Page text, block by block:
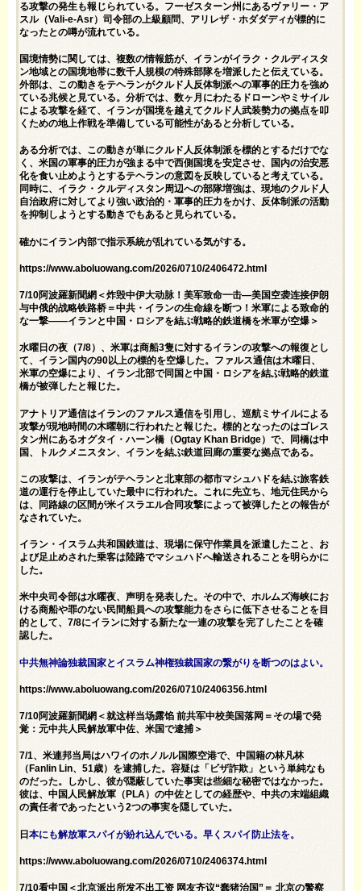
る攻撃の発生も報じられている。フーゼスターン州にあるヴァリー・ア
スル（Vali-e-Asr）司令部の上級顧問、アリレザ・ホダダディが標的に
なったとの噂が流れている。
国境情勢に関しては、複数の情報筋が、イランがイラク・クルディスタ
ン地域との国境地帯に数千人規模の特殊部隊を増派したと伝えている。
外部は、この動きをテヘランがクルド人反体制派への軍事的圧力を強め
ている兆候と見ている。分析では、数ヶ月にわたるドローンやミサイル
による攻撃を経て、イランが国境を越えてクルド人武装勢力の拠点を叩
くための地上作戦を準備している可能性があると分析している。
ある分析では、この動きが単にクルド人反体制派を標的とするだけでな
く、米国の軍事的圧力が強まる中で西側国境を安定させ、国内の治安悪
化を食い止めようとするテヘランの意図を反映していると考えている。
同時に、イラク・クルディスタン周辺への部隊増強は、現地のクルド人
自治政府に対してより強い政治的・軍事的圧力をかけ、反体制派の活動
を抑制しようとする動きでもあると見られている。
確かにイラン内部で指示系統が乱れている気がする。
https://www.aboluowang.com/2026/0710/2406472.html
7/10阿波羅新聞網＜炸毁中伊大动脉！美军致命一击—美国空袭连接伊朗
与中俄的战略铁路桥＝中共・イランの生命線を断つ！米軍による致命的
な一撃――イランと中国・ロシアを結ぶ戦略的鉄道橋を米軍が空爆＞
水曜日の夜（7/8）、米軍は商船3隻に対するイランの攻撃への報復とし
て、イラン国内の90以上の標的を空爆した。ファルス通信は木曜日、
米軍の空爆により、イラン北部で同国と中国・ロシアを結ぶ戦略的鉄道
橋が被弾したと報じた。
アナトリア通信はイランのファルス通信を引用し、巡航ミサイルによる
攻撃が現地時間の木曜朝に行われたと報じた。標的となったのはゴレス
タン州にあるオグタイ・ハーン橋（Ogtay Khan Bridge）で、同橋は中
国、トルクメニスタン、イランを結ぶ鉄道回廊の重要な拠点である。
この攻撃は、イランがテヘランと北東部の都市マシュハドを結ぶ旅客鉄
道の運行を停止していた最中に行われた。これに先立ち、地元住民から
は、同路線の区間が米イスラエル合同攻撃によって被弾したとの報告が
なされていた。
イラン・イスラム共和国鉄道は、現場に保守作業員を派遣したこと、お
よび足止めされた乗客は陸路でマシュハドへ輸送されることを明らかに
した。
米中央司令部は水曜夜、声明を発表した。その中で、ホルムズ海峡にお
ける商船や罪のない民間船員への攻撃能力をさらに低下させることを目
的として、7/8にイランに対する新たな一連の攻撃を完了したことを確
認した。
中共無神論独裁国家とイスラム神権独裁国家の繋がりを断つのはよい。
https://www.aboluowang.com/2026/0710/2406356.html
7/10阿波羅新聞網＜就这样当场露馅 前共军中校美国落网＝その場で発
覚：元中共人民解放軍中佐、米国で逮捕＞
7​​/1、米連​​邦当局はハワイのホノルル国際空港で、中国籍の林凡林
（Fanlin Lin、51歳）を逮捕した。容疑は「ビザ詐欺」という単純なも
のだった。しかし、彼が隠蔽していた事実は些細な秘密ではなかった。
彼は、中国人民解放軍（PLA）の中佐としての経歴や、中共の末端組織
の責任者であったという2つの事実を隠していた。
日本にも解放軍スパイが紛れ込んでいる。早くスパイ防止法を。
https://www.aboluowang.com/2026/0710/2406374.html
7/10看中国＜北京派出所发不出工资 网友齐议“蠢猪治国”＝ 北京の警察